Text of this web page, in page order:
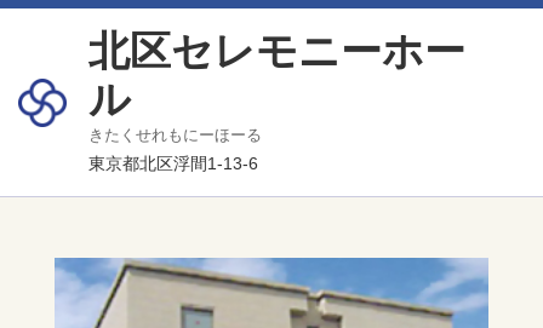
北区セレモニーホー
ル
きたくせれもにーほーる
東京都北区浮間1-13-6